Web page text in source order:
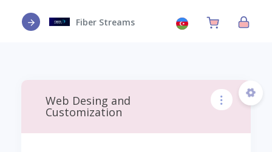
Fiber Streams
Web Desing and
Customization